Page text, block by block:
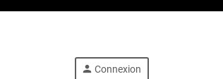
person Connexion